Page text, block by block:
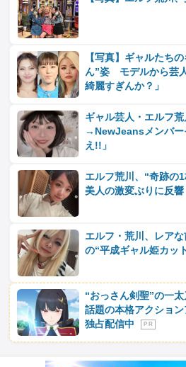
【写真】ギャルたち
ん”姿 モデルから芸
綺麗すぎんか？」
ギャル芸人・エルフ
→NewJeansメンバー
え!!」
エルフ荒川、“奇跡の
美人の激変ぶりに反響
エルフ・荒川、レア
の“平成ギャル姫カッ
“おっさん剣聖”の一
話題の本格アクショ
独占配信中
P R